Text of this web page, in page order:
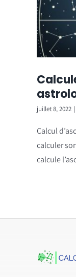
juillet 8, 2022 |
Calcul
calculer
calcule